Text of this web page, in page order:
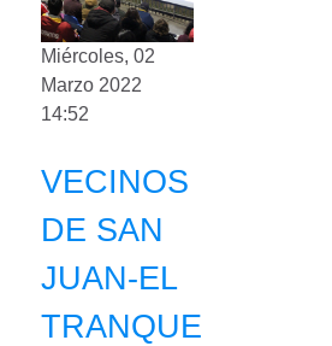
Miércoles, 02
Marzo 2022
14:52
VECINOS
DE SAN
JUAN-EL
TRANQUE